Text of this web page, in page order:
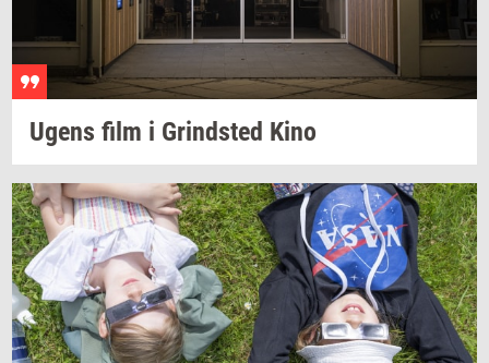
Ugens film i Grind­sted Kino